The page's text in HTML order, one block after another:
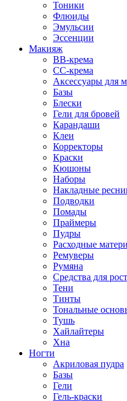
Тоники
Флюиды
Эмульсии
Эссенции
Макияж
BB-крема
CC-крема
Аксессуары для
Базы
Блески
Гели для бровей
Карандаши
Клеи
Корректоры
Краски
Кюшоны
Наборы
Накладные
Подводки
Помады
Праймеры
Пудры
Расходные
Ремуверы
Румяна
Средства для
Тени
Тинты
Тональные
Тушь
Хайлайтеры
Хна
Ногти
Акриловая пудра
Базы
Гели
Гель-краски